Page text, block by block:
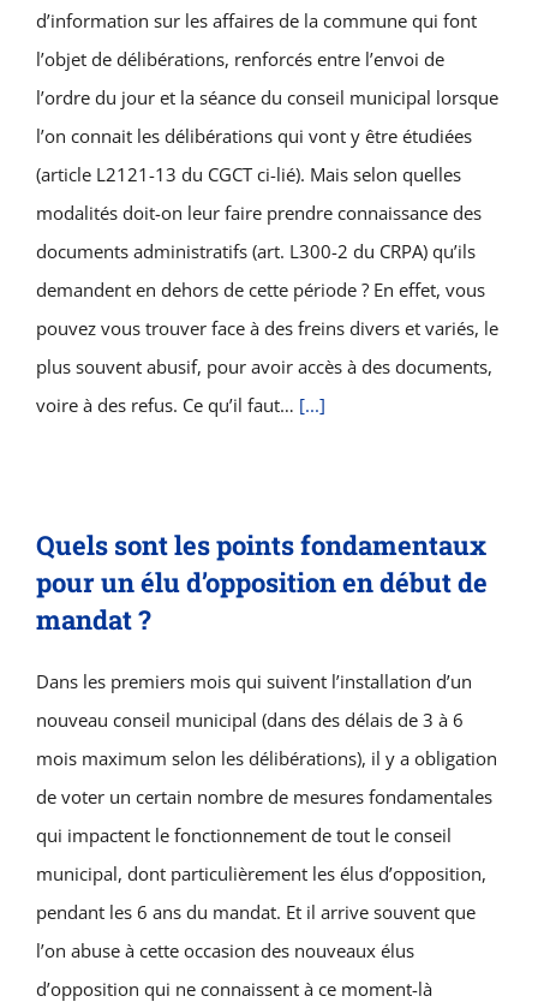
d’information sur les affaires de la commune qui font
l’objet de délibérations, renforcés entre l’envoi de
l’ordre du jour et la séance du conseil municipal lorsque
l’on connait les délibérations qui vont y être étudiées
(article L2121-13 du CGCT ci-lié). Mais selon quelles
modalités doit-on leur faire prendre connaissance des
documents administratifs (art. L300-2 du CRPA) qu’ils
demandent en dehors de cette période ? En effet, vous
pouvez vous trouver face à des freins divers et variés, le
plus souvent abusif, pour avoir accès à des documents,
voire à des refus. Ce qu’il faut… [...]
Quels sont les points fondamentaux
pour un élu d’opposition en début de
mandat ?
Dans les premiers mois qui suivent l’installation d’un
nouveau conseil municipal (dans des délais de 3 à 6
mois maximum selon les délibérations), il y a obligation
de voter un certain nombre de mesures fondamentales
qui impactent le fonctionnement de tout le conseil
municipal, dont particulièrement les élus d’opposition,
pendant les 6 ans du mandat. Et il arrive souvent que
l’on abuse à cette occasion des nouveaux élus
d’opposition qui ne connaissent à ce moment-là